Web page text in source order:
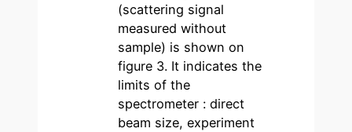
(scattering signal
measured without
sample) is shown on
figure 3. It indicates the
limits of the
spectrometer : direct
beam size, experiment